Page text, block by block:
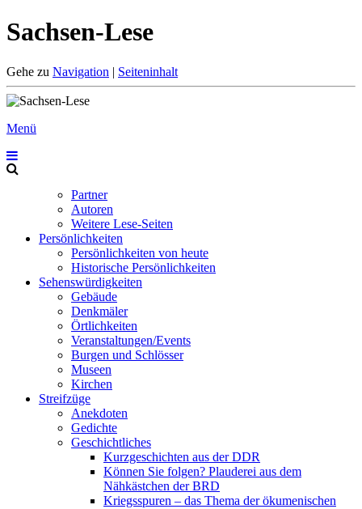
Sachsen-Lese
Gehe zu Navigation | Seiteninhalt
Menü
Partner
Autoren
Weitere Lese-Seiten
Persönlichkeiten
Persönlichkeiten von heute
Historische Persönlichkeiten
Sehenswürdigkeiten
Gebäude
Denkmäler
Örtlichkeiten
Veranstaltungen/Events
Burgen und Schlösser
Museen
Kirchen
Streifzüge
Anekdoten
Gedichte
Geschichtliches
Kurzgeschichten aus der DDR
Können Sie folgen? Plauderei aus dem
Nähkästchen der BRD
Kriegsspuren – das Thema der ökumenischen